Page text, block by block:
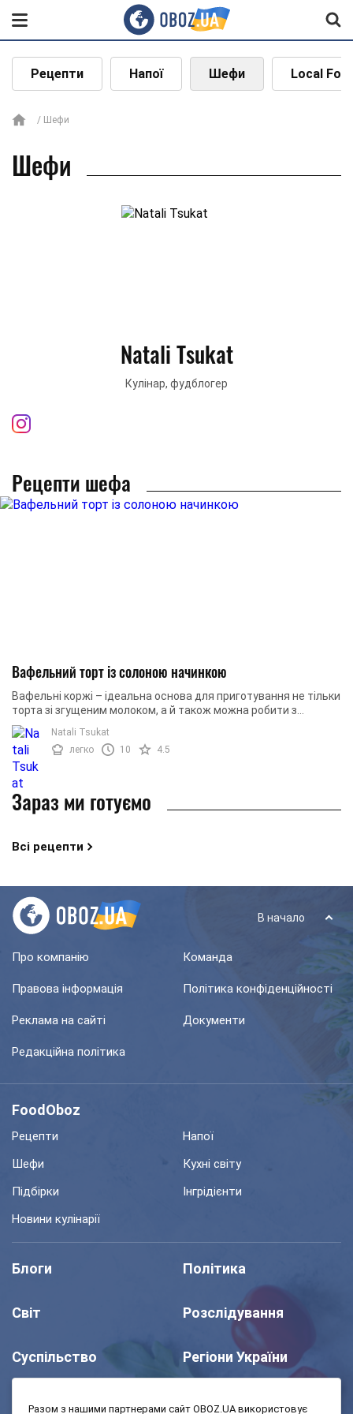
Рецепти Напої Шефи Local
Шефи
Шефи
Natali Tsukat
Кулінар, фудблогер
Рецепти шефа
Вафельний торт із солоною начинкою
Вафельні коржі – ідеальна основа для приготування не тільки
торта зі згущеним молоком, а й також можна робити з
солоними начинками.
Natali Tsukat
легко
10 4.5
Зараз ми готуємо
Всі рецепти
В начало
Про компанію Команда
Правова інформація Політика конфіденційності
Реклама на сайті Документи
Редакційна політика
FoodOboz
Рецепти
Напої
Шефи
Кухні світу
Підбірки
Інгрідієнти
Новини кулінарії
Блоги Політика
Світ Розслідування
Суспільство Регіони України
Разом з нашими партнерами сайт OBOZ.UA використовує